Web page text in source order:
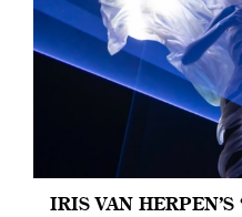
IRIS VAN HERPEN’S